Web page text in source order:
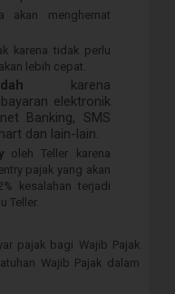
akan menghemat
karena tidak perlu
lebih cepat.
karena
elektronik
Banking, SMS
dan lain-lain.
oleh Teller karena
pajak yang akan
kesalahan terjadi
Teller.
pajak bagi Wajib Pajak
Wajib Pajak dalam